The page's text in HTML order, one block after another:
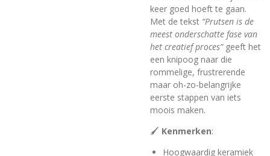
keer goed hoeft te gaan.
Met de tekst “Prutsen is de
meest onderschatte fase van
het creatief proces”geeft het
een knipoog naar die
rommelige, frustrerende
maar oh-zo-belangrijke
eerste stappen van iets
moois maken.
🖌️ Kenmerken:
Hoogwaardig keramiek